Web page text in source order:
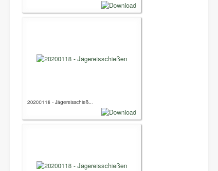
20200118 - Jägereisschieß...